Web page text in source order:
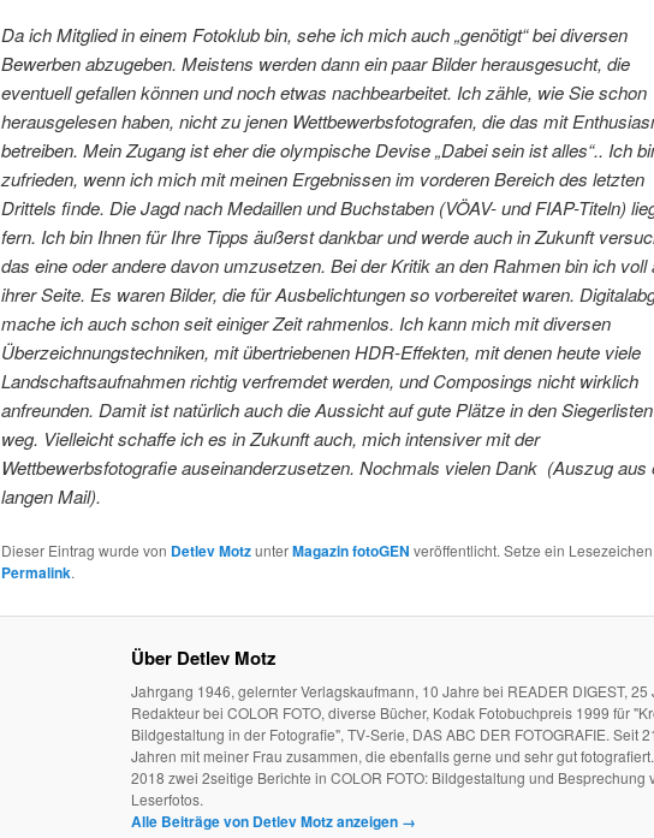
Da ich Mitglied in einem Fotoklub bin, sehe ich mich auch „genötigt“ bei diversen
Bewerben abzugeben. Meistens werden dann ein paar Bilder herausgesucht, die
eventuell gefallen können und noch etwas nachbearbeitet. Ich zähle, wie Sie schon
herausgelesen haben, nicht zu jenen Wettbewerbsfotografen, die das mit
betreiben. Mein Zugang ist eher die olympische Devise „Dabei sein ist alles“.. Ich
zufrieden, wenn ich mich mit meinen Ergebnissen im vorderen Bereich des letzten
Drittels finde. Die Jagd nach Medaillen und Buchstaben (VÖAV- und FIAP-Titeln)
fern. Ich bin Ihnen für Ihre Tipps äußerst dankbar und werde auch in Zukunft
das eine oder andere davon umzusetzen. Bei der Kritik an den Rahmen bin ich voll
ihrer Seite. Es waren Bilder, die für Ausbelichtungen so vorbereitet waren.
mache ich auch schon seit einiger Zeit rahmenlos. Ich kann mich mit diversen
Überzeichnungstechniken, mit übertriebenen HDR-Effekten, mit denen heute viele
Landschaftsaufnahmen richtig verfremdet werden, und Composings nicht wirklich
anfreunden. Damit ist natürlich auch die Aussicht auf gute Plätze in den Siegerlisten
weg. Vielleicht schaffe ich es in Zukunft auch, mich intensiver mit der
Wettbewerbsfotografie auseinanderzusetzen. Nochmals vielen Dank (Auszug aus
langen Mail).
Dieser Eintrag wurde von Detlev MotzunterMagazin fotoGEN veröffentlicht. Setze ein
Permalink.
Über Detlev Motz
Jahrgang 1946, gelernter Verlagskaufmann, 10 Jahre bei READER DIGEST, 25
Redakteur bei COLOR FOTO, diverse Bücher, Kodak Fotobuchpreis 1999 für
Bildgestaltung in der Fotografie", TV-Serie, DAS ABC DER FOTOGRAFIE. Seit 21
Jahren mit meiner Frau zusammen, die ebenfalls gerne und sehr gut
2018 zwei 2seitige Berichte in COLOR FOTO: Bildgestaltung und Besprechung
Leserfotos.
Alle Beiträge von Detlev Motz anzeigen →